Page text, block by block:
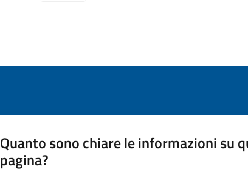
Quanto sono chiare le informazioni su
pagina?